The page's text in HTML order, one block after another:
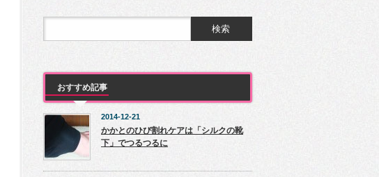
おすすめ記事
2014-12-21
かかとのひび割れケアは「シルクの靴
下」でつるつるに